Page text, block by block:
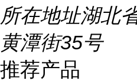
所在地址湖北
黄潭街35号
推荐产品